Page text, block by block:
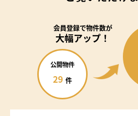
会員登録で物件数が
大幅アップ！
公開物件
29 件